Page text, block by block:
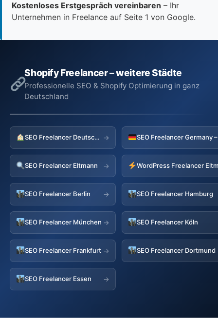
Kostenloses Erstgespräch vereinbaren – Ihr
Unternehmen in Freelance auf Seite 1 von Google.
Shopify Freelancer – weitere Städte
Professionelle SEO & Shopify Optimierung in ganz
Deutschland
SEO Freelancer Deutschland →
SEO Freelancer Eltmann → WordPress Freelancer
SEO Freelancer Berlin → SEO Freelancer Hamburg
SEO Freelancer München → SEO Freelancer Köln
SEO Freelancer Frankfurt → SEO Freelancer Dortmund
SEO Freelancer Essen →